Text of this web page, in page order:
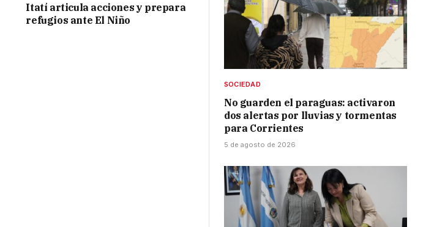
Itatí articula acciones y prepara
refugios ante El Niño
SOCIEDAD
No guarden el paraguas: activaron
dos alertas por lluvias y tormentas
para Corrientes
5 de agosto de 2026